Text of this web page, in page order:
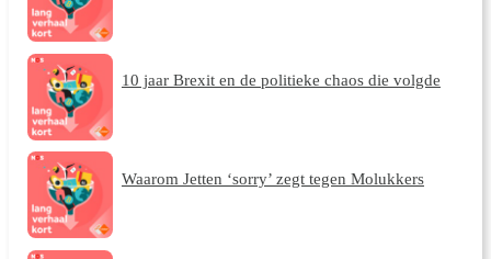
10 jaar Brexit en de politieke chaos die volgde
Waarom Jetten ‘sorry’ zegt tegen Molukkers